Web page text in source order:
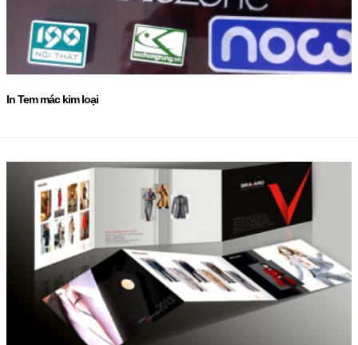
In Tem mác kim loại